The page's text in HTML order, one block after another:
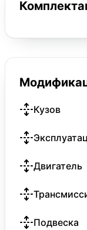
Кузов
Двигатель
Подвеска